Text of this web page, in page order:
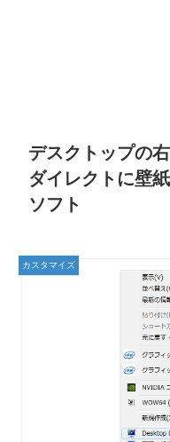
デスクトップの
ダイレクトに壁
ソフト
カスタマイズ